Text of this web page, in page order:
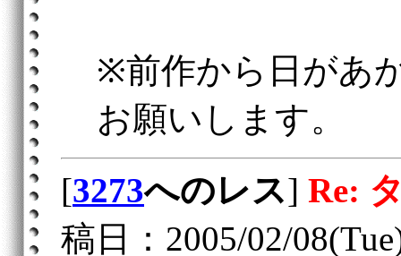
※前作から日があ
お願いします。
[3273へのレス] Re:
稿日：2005/02/